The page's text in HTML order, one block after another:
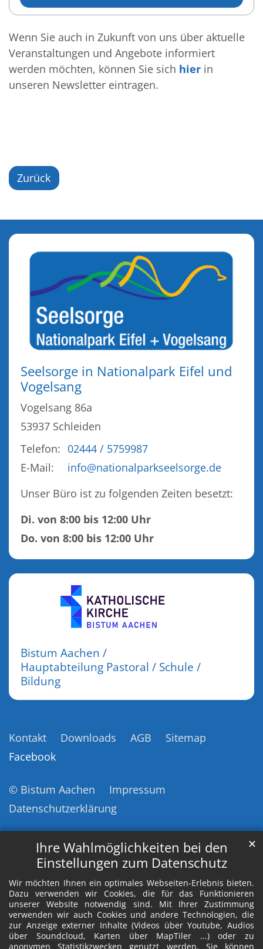
Ihre Wahlmöglichkeiten bei den
Einstellungen zum Datenschutz
Wir möchten Ihnen ein optimales Webseiten-Erlebnis bieten.
Dazu verwenden wir Cookies, die für das Funktionieren
unserer Website notwendig sind. Mit Ihrer Zustimmung
verwenden wir auch Cookies und andere Technologien, die
zur Anzeige externer Inhalte (Videos über Youtube, Audios
über Soundcloud, Karten über MapTiler ...) oder zu
anonymen Statistikzwecken genutzt werden. Sie können
✕
Wenn Sie auch in Zukunft von uns über aktuelle
Veranstaltungen und Angebote informiert
werden möchten, können Sie sich hier in
unseren Newsletter eintragen.
Zurück
Seelsorge in Nationalpark Eifel und
Vogelsang
Vogelsang 86a
53937 Schleiden
Telefon: 02444 / 5759987
E-Mail:
info@nationalparkseelsorge.de
Unser Büro ist zu folgenden Zeiten besetzt:
Di. von 8:00 bis 12:00 Uhr
Do. von 8:00 bis 12:00 Uhr
Bistum Aachen /
Hauptabteilung Pastoral / Schule /
Bildung
Kontakt Downloads AGB
Sitemap
Facebook
© Bistum Aachen
Impressum
Datenschutzerklärung